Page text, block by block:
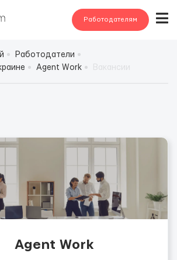
Работодателям
Работодатели
Agent Work
Agent Work